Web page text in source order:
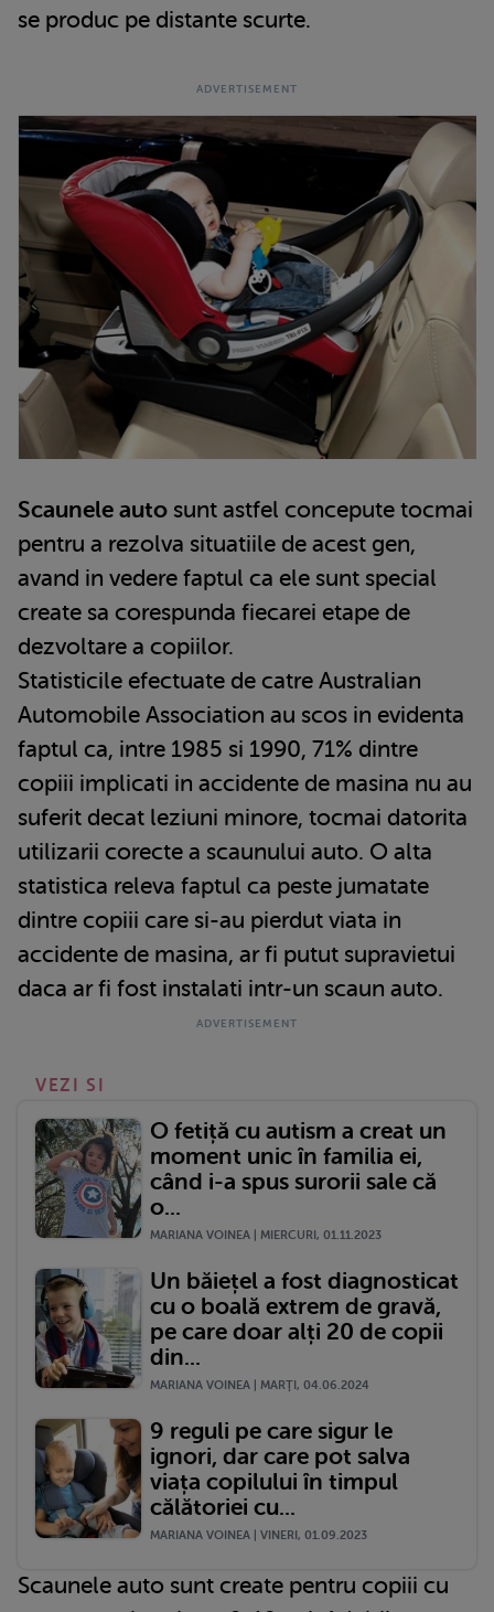
se produc pe distante scurte.
Scaunele auto sunt astfel concepute tocmai
pentru a rezolva situatiile de acest gen,
avand in vedere faptul ca ele sunt special
create sa corespunda fiecarei etape de
dezvoltare a copiilor.
Statisticile efectuate de catre Australian
Automobile Association au scos in evidenta
faptul ca, intre 1985 si 1990, 71% dintre
copiii implicati in accidente de masina nu au
suferit decat leziuni minore, tocmai datorita
utilizarii corecte a scaunului auto. O alta
statistica releva faptul ca peste jumatate
dintre copiii care si-au pierdut viata in
accidente de masina, ar fi putut supravietui
daca ar fi fost instalati intr-un scaun auto.
VEZI SI
O fetiță cu autism a creat un
moment unic în familia ei,
când i-a spus surorii sale că
o...
MARIANA VOINEA | MIERCURI, 01.11.2023
Un băiețel a fost diagnosticat
cu o boală extrem de gravă,
pe care doar alți 20 de copii
din...
MARIANA VOINEA | MARŢI, 04.06.2024
9 reguli pe care sigur le
ignori, dar care pot salva
viața copilului în timpul
călătoriei cu...
MARIANA VOINEA | VINERI, 01.09.2023
Scaunele auto sunt create pentru copiii cu